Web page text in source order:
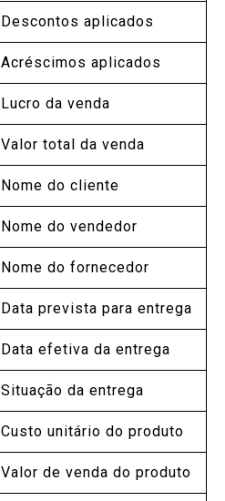
Descontos aplicados
Acréscimos aplicados
Lucro da venda
Valor total da venda
Nome do cliente
Nome do vendedor
Nome do fornecedor
Data prevista para entrega
Data efetiva da entrega
Situação da entrega
Custo unitário do produto
Valor de venda do produto